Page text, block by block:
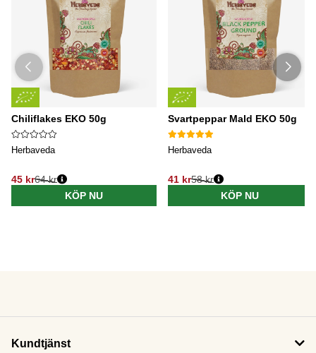
Chiliflakes EKO 50g
Herbaveda
45 kr64 kr
KÖP NU
Svartpeppar Mald EKO 50g
Herbaveda
41 kr58 kr
KÖP NU
Kundtjänst